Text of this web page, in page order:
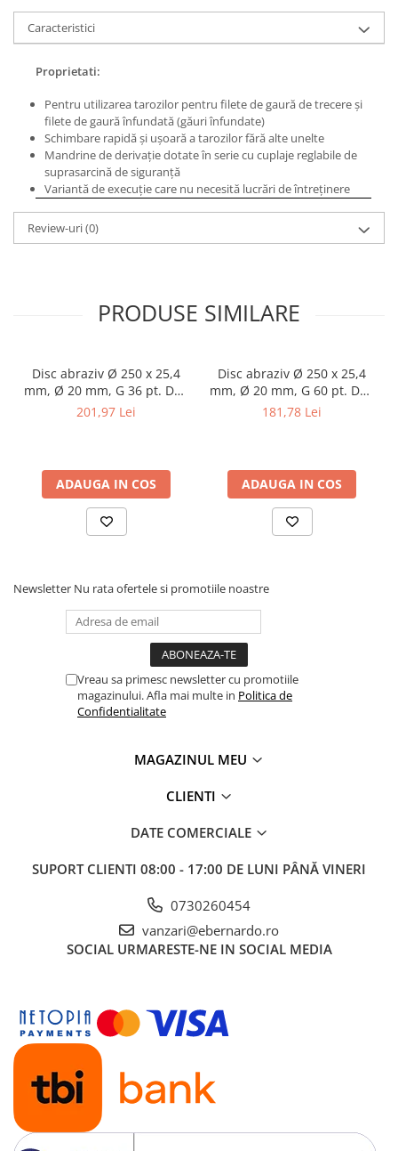
Masini de rectificat plan
Masini de rectificat plan
Masini de rectificat rotund
Masini de slefuit combinate
Masini de slefuit cu banda
Masini de slefuit cu disc
Masini de slefuit cu mediu umed si
uscat
Masini de slefuit cutite de gravat
Masini de tesit
Polizoare de banc
Masini pneumatice de filetat
Masini electrice de filetat
Exhaustor pentru aschii metal
Instalatii de spalare a pieselor
Accesorii prelucrare metal
Universale de strung si accesorii
Falci pentru 3 bacuri PS3/ PO3
Falci pentru 4 bacuri PS4/ PO4
Fălcile pentru 3-bacuri DK11
Fălcile pentru 4-bacuri DK12
Mandrine independente
Mandrină cu 3 fălci din fontă
Mandrină cu 4 fălci din fontă
Mandrină cu 4 fălci din otel
Standuri pentru strunguri
Instrumente de prindere
Elemente de prindere mecanică
Fălci pentru PHV / VHV
Etape XY
Papusa mobila / con de centrare
Instrumente de masurare
Afisaj digital
Bloc ecartament, masurare și
testare
Caracteristici
Proprietati:
Pentru utilizarea tarozilor pentru filete de gaură de trecere şi
filete de gaură înfundată (găuri înfundate)
Schimbare rapidă şi uşoară a tarozilor fără alte unelte
Mandrine de derivaţie dotate în serie cu cuplaje reglabile de
suprasarcină de siguranţă
Variantă de execuţie care nu necesită lucrări de întreţinere
Review-uri(0)
PRODUSE SIMILARE
Disc abraziv Ø 250 x 25,4
mm, Ø 20 mm, G 36 pt. DSA
250
201,97 Lei
ADAUGA IN COS
Disc abraziv Ø 250 x 25,4
mm, Ø 20 mm, G 60 pt. DSA
250
181,78 Lei
ADAUGA IN COS
Newsletter Nu rata ofertele si promotiile noastre
Vreau sa primesc newsletter cu promotiile
magazinului. Afla mai multe in Politica de
Confidentialitate
MAGAZINUL MEU
CLIENTI
DATE COMERCIALE
SUPORT CLIENTI 08:00 - 17:00 DE LUNI PÂNĂ VINERI
0730260454
vanzari@ebernardo.ro
SOCIAL URMARESTE-NE IN SOCIAL MEDIA